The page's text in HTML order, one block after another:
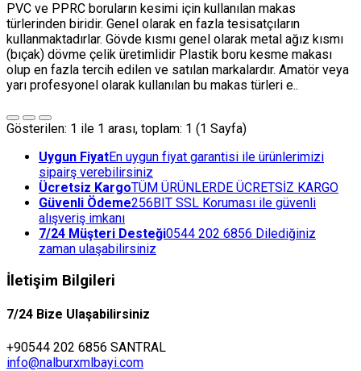
PVC ve PPRC boruların kesimi için kullanılan makas
türlerinden biridir. Genel olarak en fazla tesisatçıların
kullanmaktadırlar. Gövde kısmı genel olarak metal ağız kısmı
(bıçak) dövme çelik üretimlidir Plastik boru kesme makası
olup en fazla tercih edilen ve satılan markalardır. Amatör veya
yarı profesyonel olarak kullanılan bu makas türleri e..
Gösterilen: 1 ile 1 arası, toplam: 1 (1 Sayfa)
Uygun FiyatEn uygun fiyat garantisi ile ürünlerimizi
sipairş verebilirsiniz
Ücretsiz KargoTÜM ÜRÜNLERDE ÜCRETSİZ KARGO
Güvenli Ödeme256BIT SSL Koruması ile güvenli
alışveriş imkanı
7/24 Müşteri Desteği0544 202 6856 Dilediğiniz
zaman ulaşabilirsiniz
İletişim Bilgileri
7/24 Bize Ulaşabilirsiniz
+90544 202 6856 SANTRAL
info@nalburxmlbayi.com